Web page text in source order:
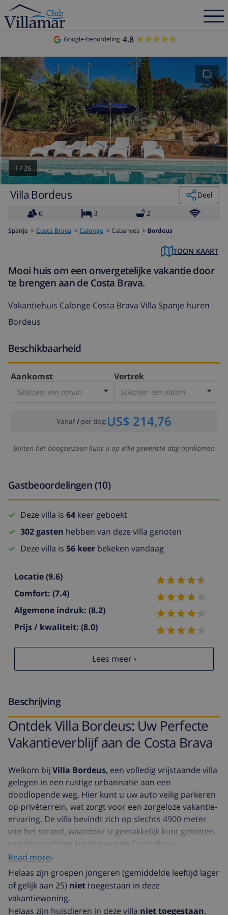
Google-beoordeling 4.8 ★★★★★
★★★★★
1 /26
Villa Bordeus
Deel
6
3 2
Spanje > Costa Brava > Calonge > Cabanyes > Bordeus
TOON KAART
Mooi huis om een ​​onvergetelijke vakantie door
te brengen aan de Costa Brava.
Vakantiehuis Calonge Costa Brava Villa Spanje huren
Bordeus
Beschikbaarheid
Aankomst
Selecteer een datum
Vertrek
Selecteer een datum
Vanaf/ per dag:US$ 214,76
Buiten het hoogseizoen kunt u op elke gewenste dag aankomen
Gastbeoordelingen (10)
Deze villa is 64 keer geboekt
302 gasten hebben van deze villa genoten
Deze villa is 56 keer bekeken vandaag
Locatie(9.6)
Comfort: (7.4)
Algemene indruk: (8.2)
Prijs / kwaliteit: (8.0)
Lees meer ›
Beschrijving
Ontdek Villa Bordeus: Uw Perfecte
Vakantieverblijf aan de Costa Brava
Welkom bij Villa Bordeus, een volledig vrijstaande villa
gelegen in een rustige urbanisatie aan een
doodlopende weg. Hier kunt u uw auto veilig parkeren
op privéterrein, wat zorgt voor een zorgeloze vakantie-
ervaring. De villa bevindt zich op slechts 4900 meter
van het strand, waardoor u gemakkelijk kunt genieten
van de prachtige kustlijn van de Costa Brava.
Kenmerken van Villa Bordeus
De villa ligt onder straatniveau, wat extra privacy
biedt.
Deinterieurstijlvan Bordeus is authentiek Spaans
Read more›
Helaas zijn groepen jongeren (gemiddelde leeftijd lager
of gelijk aan 25) niettoegestaan in deze
vakantiewoning.
Helaas zijn huisdieren in deze villa niet toegestaan.